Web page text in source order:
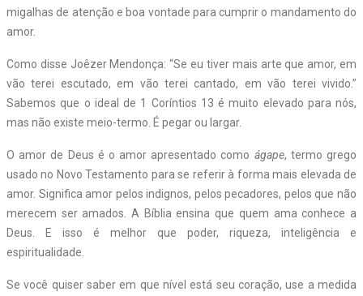
migalhas de atenção e boa vontade para cumprir o mandamento do
amor.
Como disse Joêzer Mendonça: “Se eu tiver mais arte que amor, em
vão terei escutado, em vão terei cantado, em vão terei vivido.”
Sabemos que o ideal de 1 Coríntios 13 é muito elevado para nós,
mas não existe meio-termo. É pegar ou largar.
O amor de Deus é o amor apresentado como ágape, termo grego
usado no Novo Testamento para se referir à forma mais elevada de
amor. Significa amor pelos indignos, pelos pecadores, pelos que não
merecem ser amados. A Bíblia ensina que quem ama conhece a
Deus. E isso é melhor que poder, riqueza, inteligência e
espiritualidade.
Se você quiser saber em que nível está seu coração, use a medida